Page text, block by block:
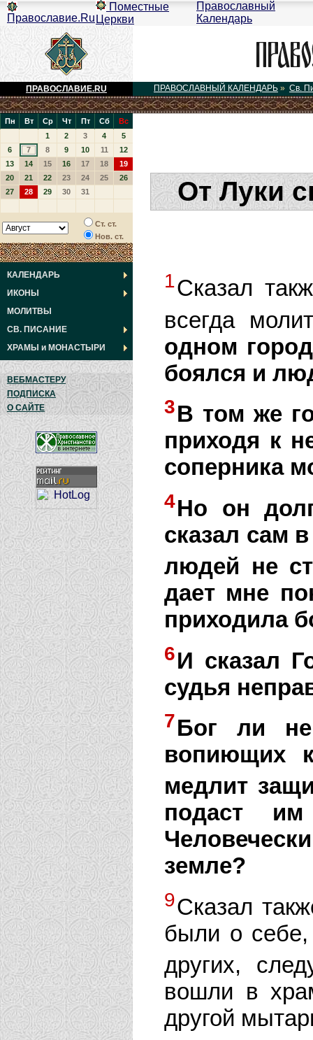
Православие.Ru
Поместные
Церкви
Православный
Календарь
ПРАВОСЛАВИЕ.RU ПРАВОСЛАВНЫЙ КАЛЕНДАРЬ » Св.
Пн Вт Ср Чт Пт Сб
Вс
1
2 3 4
5
6
7 8 9 10 11
12
13
14 15 16 17 18
19
20
21 22 23 24 25
26
27
28 29 30 31
Ст. ст.
Нов. ст.
КАЛЕНДАРЬ
ИКОНЫ
МОЛИТВЫ
СВ. ПИСАНИЕ
ХРАМЫ и МОНАСТЫРИ
ВЕБМАСТЕРУ
ПОДПИСКА
О САЙТЕ
От Луки
1Сказал
всегда
одном
боялся и
3В том же
приходя к
соперника
4Но он
сказал сам
людей не
дает мне
приходила
6И сказал
судья
7Бог ли не
вопиющих
медлит
подаст
земле?
9Сказал
были о
других,
вошли в
другой